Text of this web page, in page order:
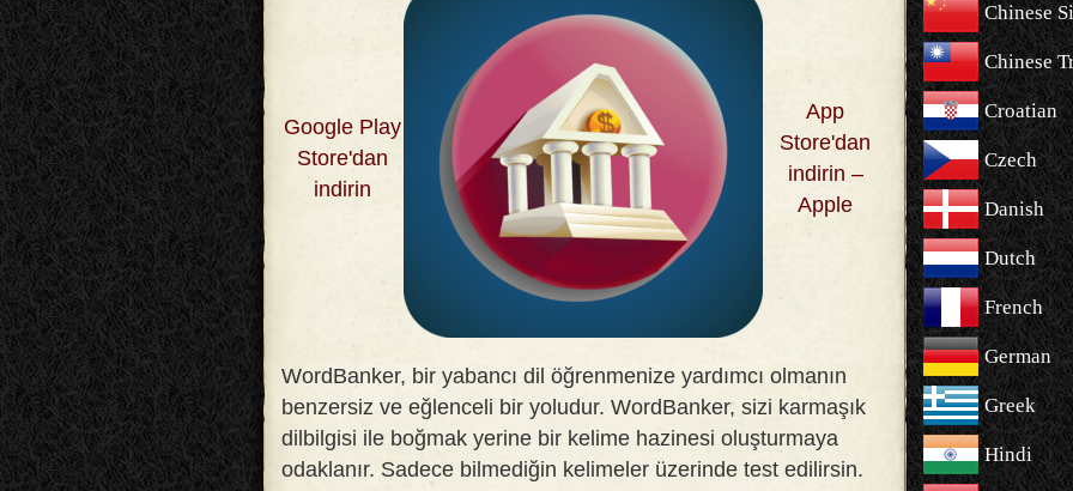
Google Play
Store'dan
indirin
App
Store'dan
indirin –
Apple
WordBanker, bir yabancı dil öğrenmenize yardımcı olmanın
benzersiz ve eğlenceli bir yoludur. WordBanker, sizi karmaşık
dilbilgisi ile boğmak yerine bir kelime hazinesi oluşturmaya
odaklanır. Sadece bilmediğin kelimeler üzerinde test edilirsin.
Chinese
Chinese
Croatian
Czech
Danish
Dutch
French
German
Greek
Hindi